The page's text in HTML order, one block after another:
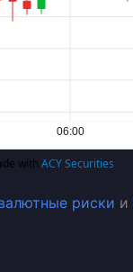
риски и